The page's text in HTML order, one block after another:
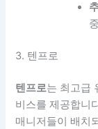
3. 텐프로
텐프로는 최고급
비스를 제공합니
매니저들이 배치